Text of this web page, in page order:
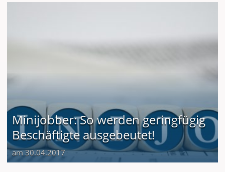
Minijobber: So werden geringfügig
Beschäftigte ausgebeutet!
am 30.04.2017